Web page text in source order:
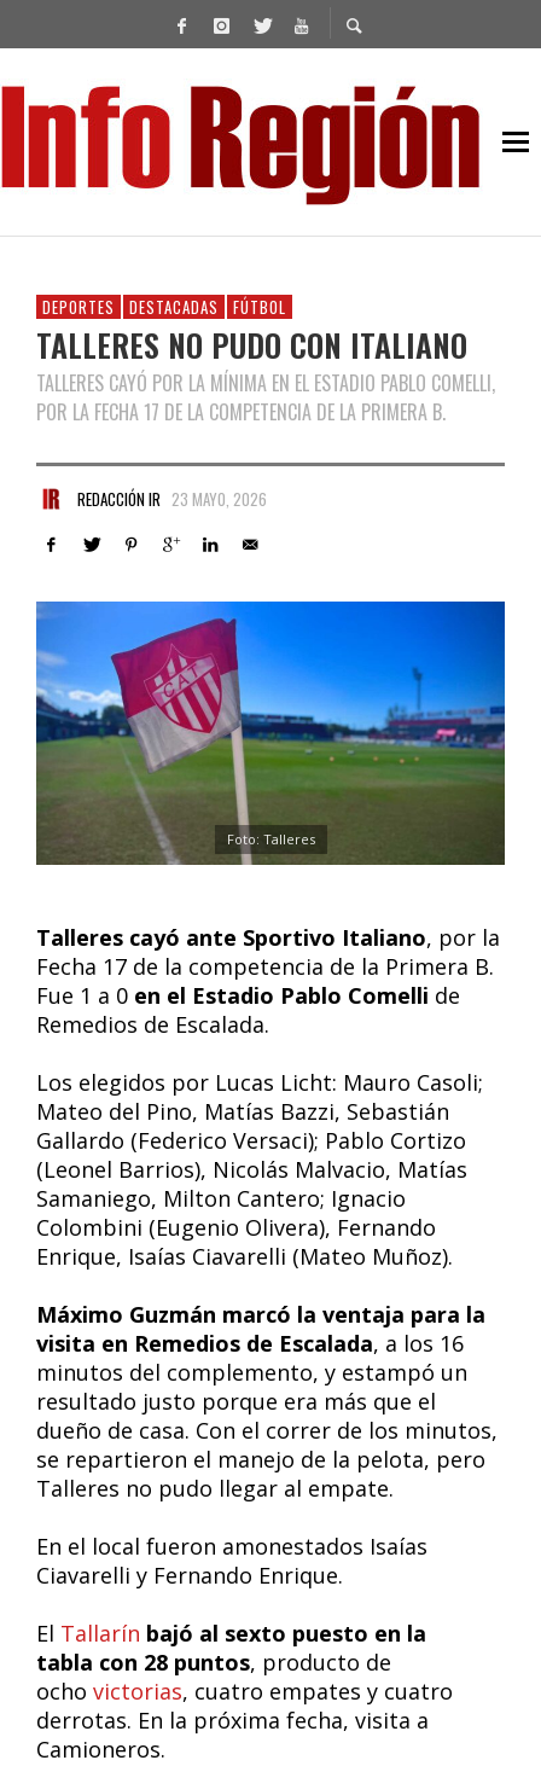
DEPORTES DESTACADAS FÚTBOL
TALLERES NO PUDO CON ITALIANO
TALLERES CAYÓ POR LA MÍNIMA EN EL ESTADIO PABLO COMELLI,
POR LA FECHA 17 DE LA COMPETENCIA DE LA PRIMERA B.
REDACCIÓN IR 23 MAYO, 2026
Foto: Talleres
Talleres cayó ante Sportivo Italiano, por la
Fecha 17 de la competencia de la Primera B.
Fue 1 a 0 en el Estadio Pablo Comelli de
Remedios de Escalada.
Los elegidos por Lucas Licht: Mauro Casoli;
Mateo del Pino, Matías Bazzi, Sebastián
Gallardo (Federico Versaci); Pablo Cortizo
(Leonel Barrios), Nicolás Malvacio, Matías
Samaniego, Milton Cantero; Ignacio
Colombini (Eugenio Olivera), Fernando
Enrique, Isaías Ciavarelli (Mateo Muñoz).
Máximo Guzmán marcó la ventaja para la
visita en Remedios de Escalada, a los 16
minutos del complemento, y estampó un
resultado justo porque era más que el
dueño de casa. Con el correr de los minutos,
se repartieron el manejo de la pelota, pero
Talleres no pudo llegar al empate.
En el local fueron amonestados Isaías
Ciavarelli y Fernando Enrique.
El Tallarín bajó al sexto puesto en la
tabla con 28 puntos, producto de
ocho victorias, cuatro empates y cuatro
derrotas. En la próxima fecha, visita a
Camioneros.